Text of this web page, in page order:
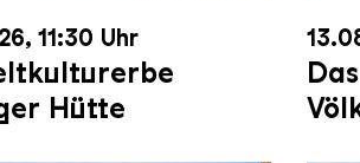
11:30 Uhr
Hütte